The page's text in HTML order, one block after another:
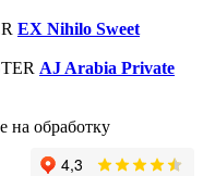
EX Nihilo Sweet
AJ Arabia Private
на обработку